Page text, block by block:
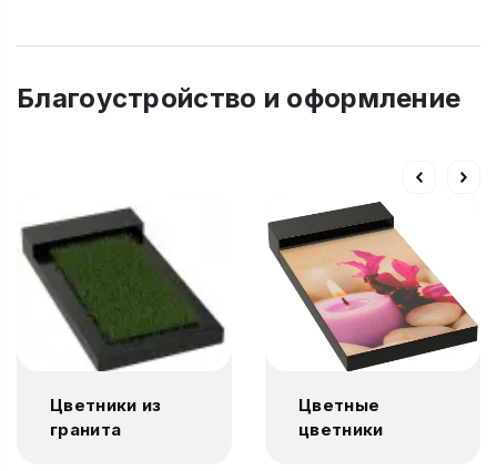
Благоустройство и оформление
Цветники из
гранита
Цветные
цветники